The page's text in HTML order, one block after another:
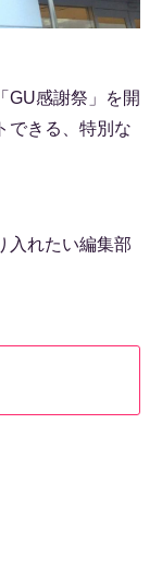
GU感謝祭」を開
できる、特別な
入れたい編集部